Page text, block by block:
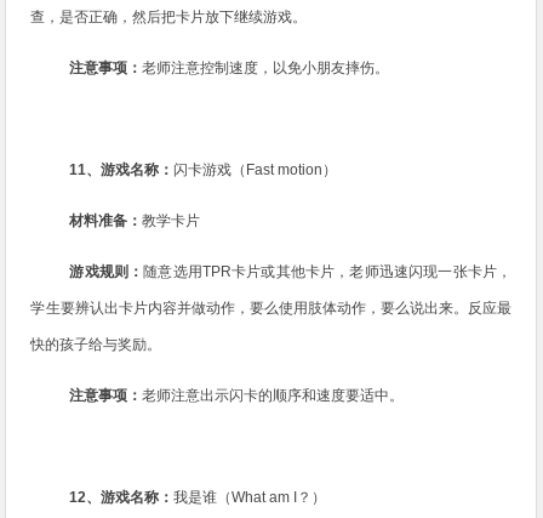
查，是否正确，然后把卡片放下继续游戏。
注意事项：老师注意控制速度，以免小朋友摔伤。
11、游戏名称： 闪卡游戏（ Fast motion ）
材料准备：教学卡片
游戏规则： 随意选用TPR卡片或其他卡片，老师迅速闪现一张卡片，
学生要辨认出卡片内容并做动作，要么使用肢体动作，要么说出来。反应最
快的孩子给与奖励。
注意事项：老师注意出示闪卡的顺序和速度要适中。
12、游戏名称：我是谁（What am I ？）